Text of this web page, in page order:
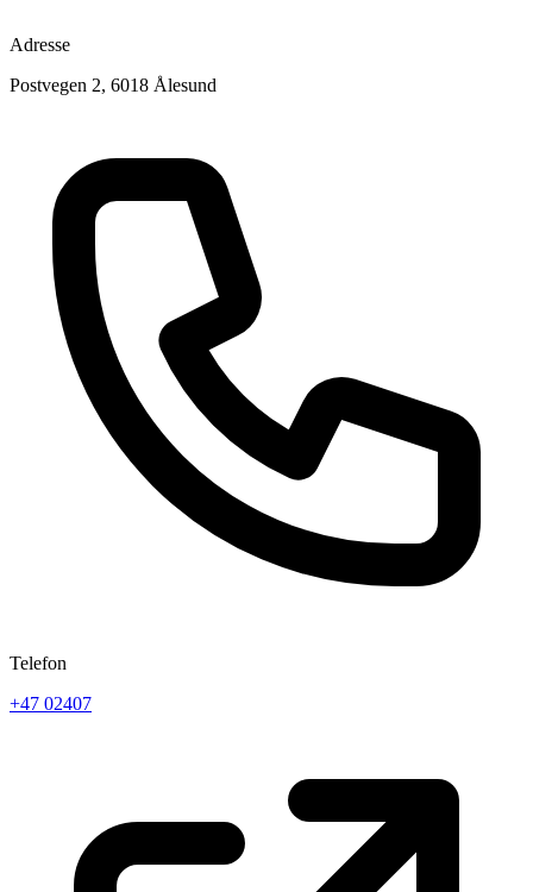
Adresse
Postvegen 2, 6018 Ålesund
Telefon
+47 02407